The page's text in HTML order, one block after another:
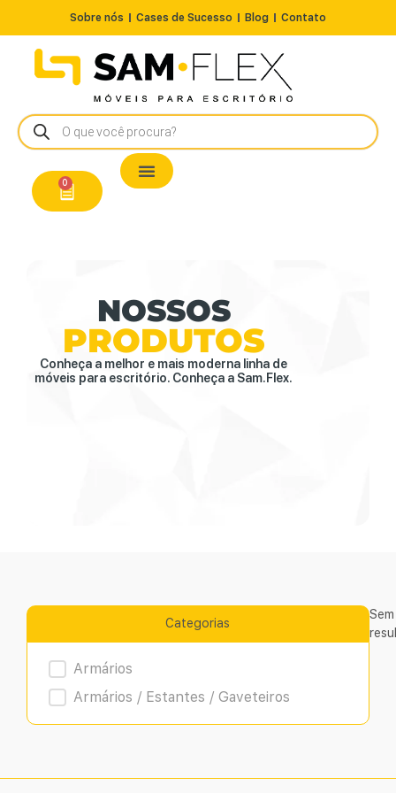
Sobre nós Cases de Sucesso Blog Contato
0
NOSSOS
PRODUTOS
Conheça a melhor e mais moderna linha de
móveis para escritório. Conheça a Sam.Flex.
Categorias
Product Archive
Armários
Armários / Estantes / Gaveteiros